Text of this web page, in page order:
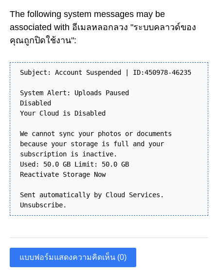
The following system messages may be
associated with อีเมลหลอกลวง "ระบบคลาวด์ของ
คุณถูกปิดใช้งาน":
Subject: Account Suspended | ID:450978-46235
System Alert: Uploads Paused
Disabled
Your Cloud is Disabled
We cannot sync your photos or documents
because your storage is full and your
subscription is inactive.
Used: 50.0 GB Limit: 50.0 GB
Reactivate Storage Now
Sent automatically by Cloud Services.
Unsubscribe.
แบบฟอร์มแสดงความคิดเห็น (0)